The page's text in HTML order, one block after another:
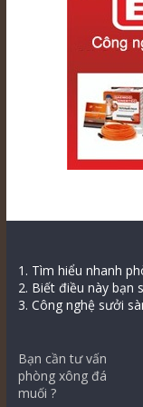
1. Tìm hiểu nhanh
2. Biết điều này bạn
3. Công nghệ sưởi
Bạn cần tư vấn
phòng xông đá
muối ?